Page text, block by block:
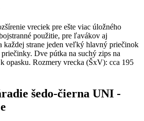
vreciek pre ešte viac úložného
použitie, pre ľavákov aj
každej strane jeden veľký hlavný priečinok
Dve pútka na suchý zips na
opasku. Rozmery vrecka (ŠxV): cca 195
šedo-čierna UNI -